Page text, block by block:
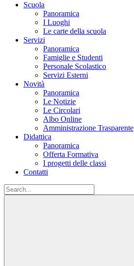
Scuola
Panoramica
I Luoghi
Le carte della scuola
Servizi
Panoramica
Famiglie e Studenti
Personale Scolastico
Servizi Esterni
Novità
Panoramica
Le Notizie
Le Circolari
Albo Online
Amministrazione Trasparente
Didattica
Panoramica
Offerta Formativa
I progetti delle classi
Contatti